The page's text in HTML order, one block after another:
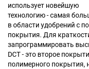
использует новейшую
технологию - самая
в области удобрений с
покрытия. Для
запрограммировать
DCT - это второе
полимерного покрытия,